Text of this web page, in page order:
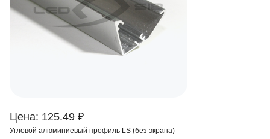
Цена: 125.49 ₽
Угловой алюминиевый профиль LS (без экрана)